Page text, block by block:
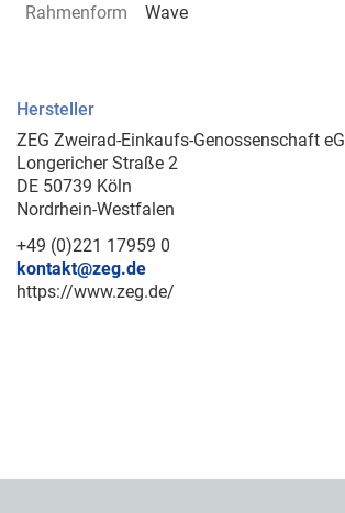
Rahmenform
Wave
Hersteller
ZEG Zweirad-Einkaufs-Genossenschaft eG
Longericher Straße 2
DE 50739 Köln
Nordrhein-Westfalen
+49 (0)221 17959 0
kontakt@zeg.de
https://www.zeg.de/